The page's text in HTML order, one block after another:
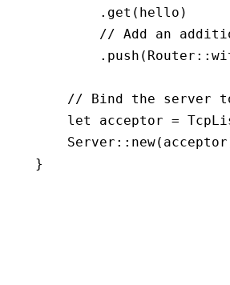
        .
get (hello)
// Add an
        .
push (Router ::
// Bind the server
    let
acceptor =
    Server
:: new
}